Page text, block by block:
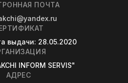
ПОЧТА
выдачи: 28.05.2020
INFORM SERVIS"
АДРЕС